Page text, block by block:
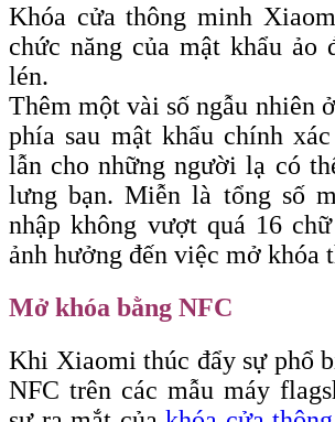
Khóa cửa thông minh
chức năng của mật khẩu ảo
lén.
Thêm một vài số ngẫu nhiên
phía sau mật khẩu chính
lẫn cho những người lạ có
lưng bạn. Miễn là tổng số
nhập không vượt quá 16
ảnh hưởng đến việc mở khóa
Mở khóa bằng NFC
Khi Xiaomi thúc đẩy sự phổ
NFC trên các mẫu máy